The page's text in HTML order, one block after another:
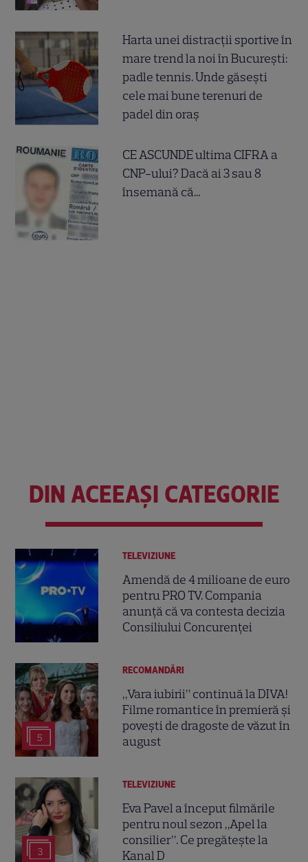
Harta unei distracții sportive în
mare trend la noi în București:
padle tennis. Unde găsești
cele mai bune terenuri de
padel din oraș
CE ASCUNDE ultima CIFRA a
CNP-ului? Dacă ai 3 sau 8
însemană că...
DIN ACEEAȘI CATEGORIE
TELEVIZIUNE
Amendă de 4 milioane de euro
pentru PRO TV. Compania
anunță că va contesta decizia
Consiliului Concurenței
5
RECOMANDĂRI
„Vara iubirii” continuă la DIVA!
Filme romantice în premieră și
povești de dragoste de văzut în
august
3
TELEVIZIUNE
Eva Pavel a început filmările
pentru noul sezon „Apel la
consilier”. Ce pregătește la
Kanal D